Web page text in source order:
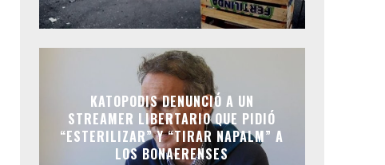
KATOPODIS DENUNCIÓ A UN
STREAMER LIBERTARIO QUE PIDIÓ
“ESTERILIZAR” Y “TIRAR NAPALM” A
LOS BONAERENSES